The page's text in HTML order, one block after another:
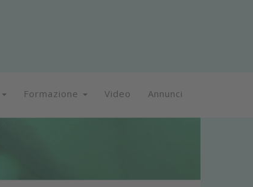
Formazione Video Annunci